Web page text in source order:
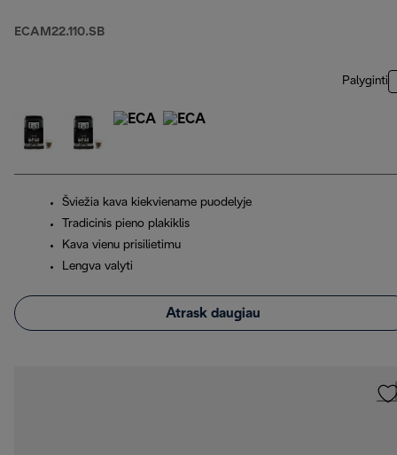
ECAM22.110.SB
Palyginti
Šviežia kava kiekviename puodelyje
Tradicinis pieno plakiklis
Kava vienu prisilietimu
Lengva valyti
Atrask daugiau